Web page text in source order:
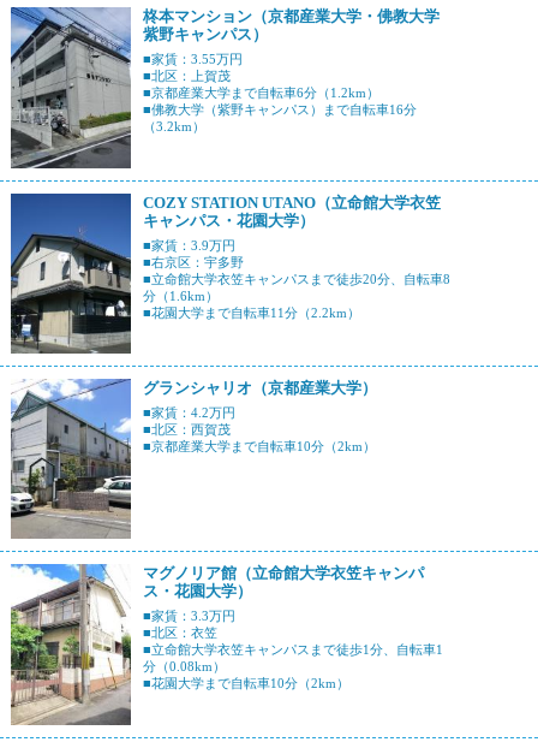
柊本マンション（京都産業大学・佛教大学
紫野キャンパス）
■家賃：3.55万円
■北区：上賀茂
■京都産業大学まで自転車6分（1.2km）
■佛教大学（紫野キャンパス）まで自転車16分
（3.2km）
COZY STATION UTANO（立命館大学衣笠
キャンパス・花園大学）
■家賃：3.9万円
■右京区：宇多野
■立命館大学衣笠キャンパスまで徒歩20分、自転車8
分（1.6km）
■花園大学まで自転車11分（2.2km）
グランシャリオ（京都産業大学）
■家賃：4.2万円
■北区：西賀茂
■京都産業大学まで自転車10分（2km）
マグノリア館（立命館大学衣笠キャンパ
ス・花園大学）
■家賃：3.3万円
■北区：衣笠
■立命館大学衣笠キャンパスまで徒歩1分、自転車1
分（0.08km）
■花園大学まで自転車10分（2km）